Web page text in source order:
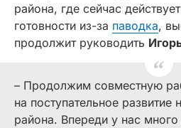
района, где сейчас
готовности из-за паводка,
продолжит руководить
– Продолжим совместную
на поступательное развитие
района. Впереди у нас